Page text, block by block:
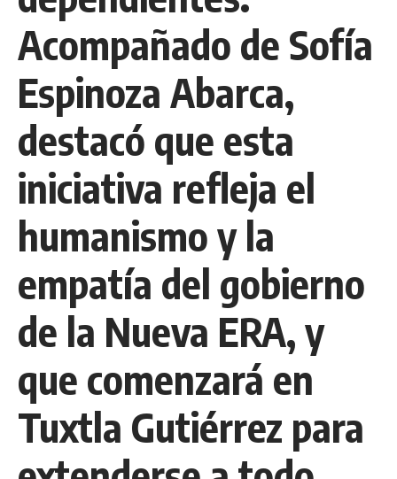
Acompañado de Sofía
Espinoza Abarca,
destacó que esta
iniciativa refleja el
humanismo y la
empatía del gobierno
de la Nueva ERA, y
que comenzará en
Tuxtla Gutiérrez para